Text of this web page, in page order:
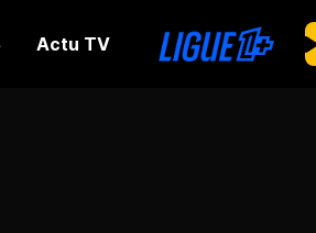
Actu TV